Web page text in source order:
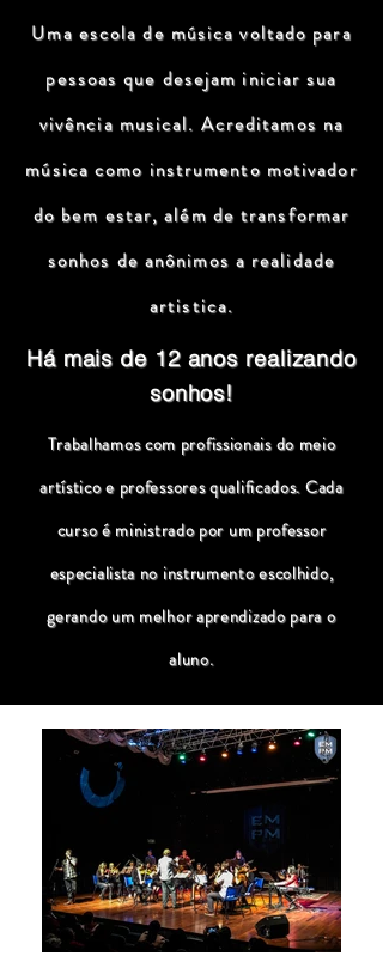
Uma escola de música voltado para
pessoas que desejam iniciar sua
vivência musical. Acreditamos na
música como instrumento motivador
do bem estar, além de transformar
sonhos de anônimos a realidade
artistica.
Há mais de 12 anos realizando
sonhos!
Trabalhamos com profissionais do meio
artístico e professores qualificados. Cada
curso é ministrado por um professor
especialista no instrumento escolhido,
gerando um melhor aprendizado para o
aluno.